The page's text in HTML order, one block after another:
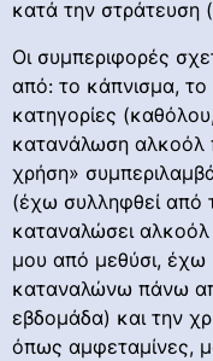
κατά την
Οι συμπεριφορές
από: το κάπνισμα, το
κατηγορίες
κατανάλωση αλκοόλ
χρήση»
(έχω συλληφθεί από
καταναλώσει
μου από μεθύσι,
καταναλώνω πάνω
εβδομάδα) και την
όπως αμφεταμίνες,